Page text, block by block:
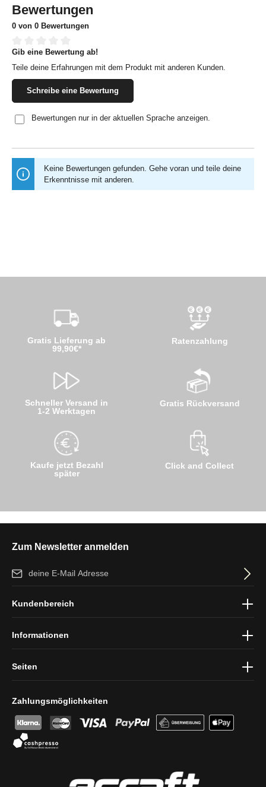
Bewertungen
0 von 0 Bewertungen
Durchschnittliche Bewertung von 0 von 5 Sternen
Gib eine Bewertung ab!
Teile deine Erfahrungen mit dem Produkt mit anderen Kunden.
Schreibe eine Bewertung
Bewertungen nur in der aktuellen Sprache anzeigen.
Keine Bewertungen gefunden. Gehe voran und teile deine
Erkenntnisse mit anderen.
Gratis Lieferung ab
99,90€*
Schneller Versand in
1-2 Werktagen
Kaufe jetzt Bezahl
später
Ratenzahlung
Gratis Rückversand
Click and Collect
Zum Newsletter anmelden
E-Mail-Adresse*
und dieAGBgelesen und bin mit ihnen einverstanden.
Zahlungsmöglichkeiten
Kundenbereich
Informationen
Seiten